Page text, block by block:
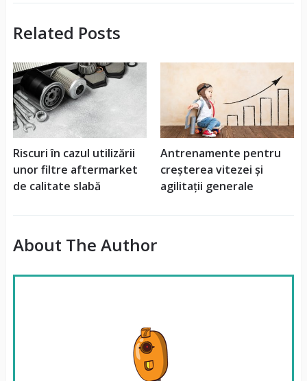
Related Posts
Riscuri în cazul utilizării
unor filtre aftermarket
de calitate slabă
Antrenamente pentru
creșterea vitezei și
agilitații generale
About The Author